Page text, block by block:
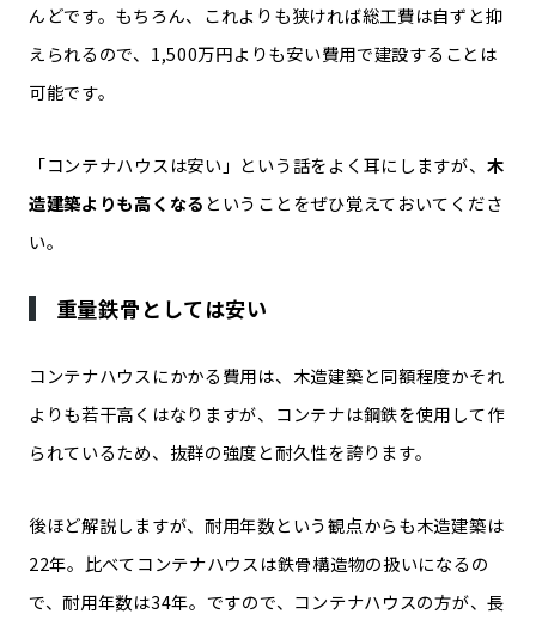
んどです。もちろん、これよりも狭ければ総工費は自ずと抑
えられるので、1,500万円よりも安い費用で建設することは
可能です。
「コンテナハウスは安い」という話をよく耳にしますが、 木
造建築よりも高くなる ということをぜひ覚えておいてくださ
い。
重量鉄骨としては安い
コンテナハウスにかかる費用は、木造建築と同額程度かそれ
よりも若干高くはなりますが、コンテナは鋼鉄を使用して作
られているため、抜群の強度と耐久性を誇ります。
後ほど解説しますが、耐用年数という観点からも木造建築は
22年。比べてコンテナハウスは鉄骨構造物の扱いになるの
で、耐用年数は34年。ですので、コンテナハウスの方が、長